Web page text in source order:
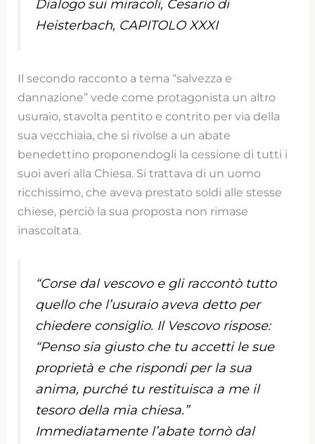
Dialogo sui miracoli, Cesario di
Heisterbach, CAPITOLO XXXI
Il secondo racconto a tema “salvezza e
dannazione” vede come protagonista un altro
usuraio, stavolta pentito e contrito per via della
sua vecchiaia, che si rivolse a un abate
benedettino proponendogli la cessione di tutti i
suoi averi alla Chiesa. Si trattava di un uomo
ricchissimo, che aveva prestato soldi alle stesse
chiese, perciò la sua proposta non rimase
inascoltata.
“Corse dal vescovo e gli raccontò tutto
quello che l’usuraio aveva detto per
chiedere consiglio. Il Vescovo rispose:
“Penso sia giusto che tu accetti le sue
proprietà e che rispondi per la sua
anima, purché tu restituisca a me il
tesoro della mia chiesa.”
Immediatamente l’abate tornò dal